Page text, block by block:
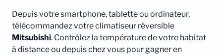
Depuis votre smartphone, tablette ou ordinateur,
télécommandez votre climatiseur réversible
Mitsubishi. Contrôlez la température de votre habitat
à distance ou depuis chez vous pour gagner en